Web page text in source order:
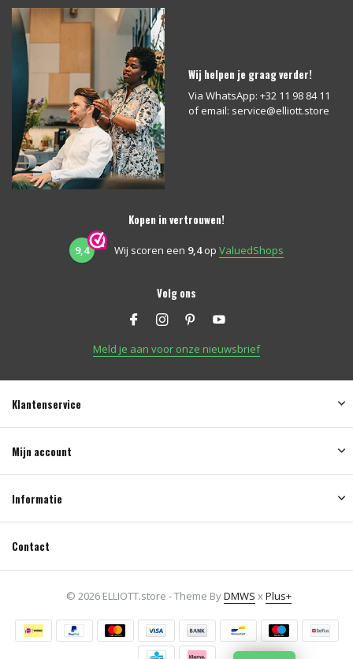
Wij helpen je graag verder!
Via WhatsApp: +32 11 98 84 11
of email: service@elliott.store
Kopen in vertrouwen!
9,4 Wij scoren een 9,4op ValuedShops
Volg ons
Meld je aan voor onze nieuwsbrief
Klantenservice
Mijn account
Informatie
Contact
© 2026 ELLIOTT.store - Theme ByDMWS xPlus+